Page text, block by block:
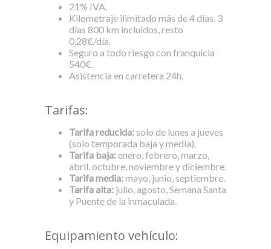
21% IVA.
Kilometraje ilimitado más de 4 días. 3
días 800 km incluidos, resto
0,28€/día.
Seguro a todo riesgo con franquicia
540€.
Asistencia en carretera 24h.
Tarifas:
Tarifa reducida:solo de lunes a jueves
(solo temporada baja y media).
Tarifa baja:enero, febrero, marzo,
abril, octubre, noviembre y diciembre.
Tarifa media:mayo, junio, septiembre.
Tarifa alta: julio, agosto, Semana Santa
y Puente de la inmaculada.
Equipamiento vehículo: